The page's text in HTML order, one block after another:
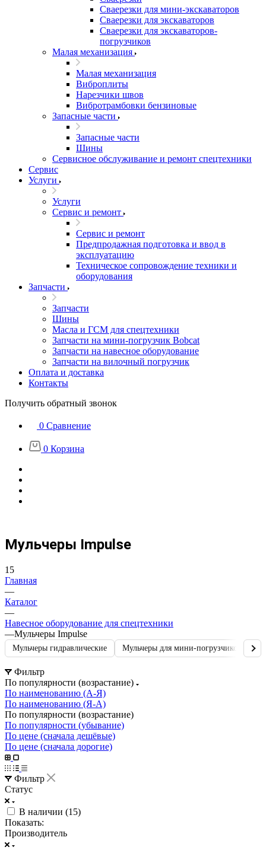
Сваерезки для мини-экскаваторов
Сваерезки для экскаваторов
Сваерезки для экскаваторов-
погрузчиков
Малая механизация
Малая механизация
Виброплиты
Нарезчики швов
Вибротрамбовки бензиновые
Запасные части
Запасные части
Шины
Сервисное обслуживание и ремонт спецтехники
Сервис
Услуги
Услуги
Сервис и ремонт
Сервис и ремонт
Предпродажная подготовка и ввод в
эксплуатацию
Техническое сопровождение техники и
оборудования
Запчасти
Запчасти
Шины
Масла и ГСМ для спецтехники
Запчасти на мини-погрузчик Bobcat
Запчасти на навесное оборудование
Запчасти на вилочный погрузчик
Оплата и доставка
Контакты
Получить обратный звонок
0 Сравнение
0 Корзина
Мульчеры Impulse
15
Главная
—
Каталог
—
Навесное оборудование для спецтехники
—Мульчеры Impulse
Мульчеры гидравлические Мульчеры для мини-погрузчиков
Фильтр
По популярности (возрастание)
По наименованию (А-Я)
По наименованию (Я-А)
По популярности (возрастание)
По популярности (убывание)
По цене (сначала дешёвые)
По цене (сначала дорогие)
Фильтр
Статус
В наличии (15)
Показать:
Производитель